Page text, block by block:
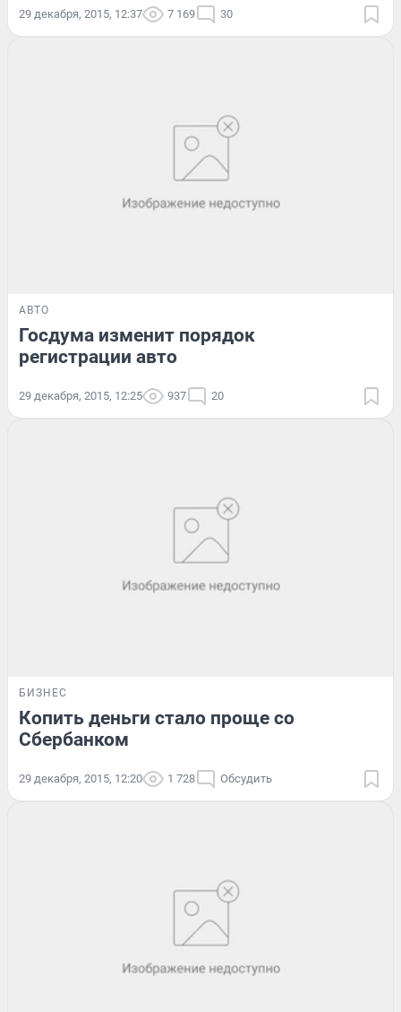
29 декабря, 2015, 12:37 7 169 30
АВТО
Госдума изменит порядок
регистрации авто
29 декабря, 2015, 12:25 937 20
БИЗНЕС
Копить деньги стало проще со
Сбербанком
29 декабря, 2015, 12:20 1 728 Обсудить